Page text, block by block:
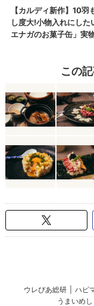
この
ウレぴあ総研 ハピ
うまいめし